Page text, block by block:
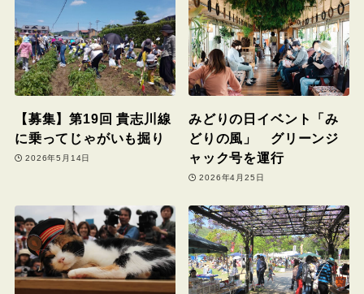
【募集】第19回 貴志川線
に乗ってじゃがいも掘り
2026年5月14日
みどりの日イベント「み
どりの風」 グリーンジ
ャック号を運行
2026年4月25日